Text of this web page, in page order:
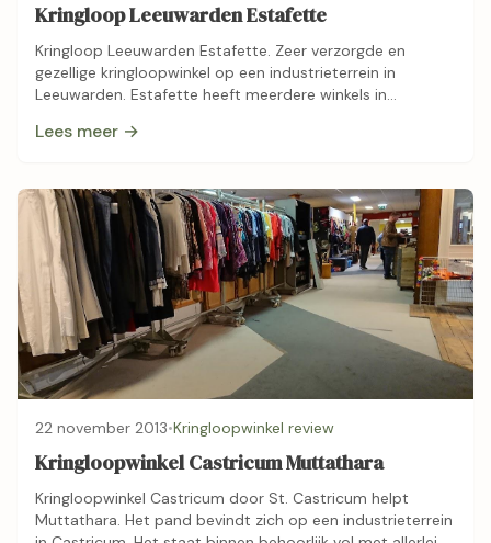
Kringloop Leeuwarden Estafette
Kringloop Leeuwarden Estafette. Zeer verzorgde en
gezellige kringloopwinkel op een industrieterrein in
Leeuwarden. Estafette heeft meerdere winkels in
kleding, meubels, fietsen, computers en serviesgoed. …
Lees meer →
22 november 2013•Kringloopwinkel review
Kringloopwinkel Castricum Muttathara
Kringloopwinkel Castricum door St. Castricum helpt
Muttathara. Het pand bevindt zich op een industrieterrein